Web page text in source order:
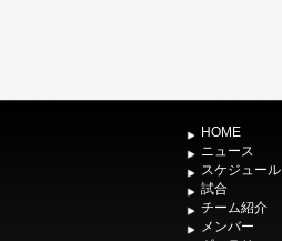
HOME
ニュース
スケジュール
試合
チーム紹介
メンバー